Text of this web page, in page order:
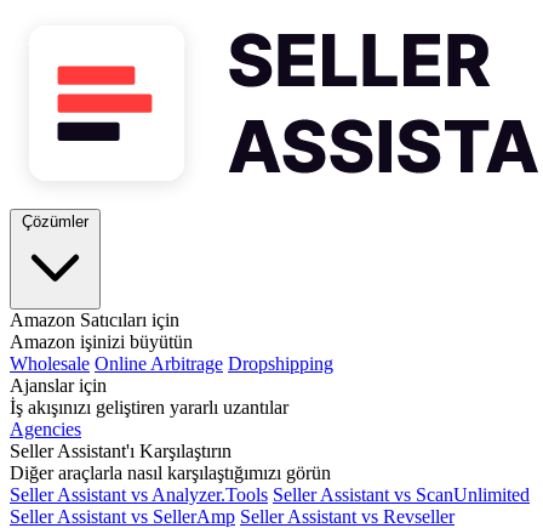
Çözümler
Amazon Satıcıları için
Amazon işinizi büyütün
Wholesale Online Arbitrage Dropshipping
Ajanslar için
İş akışınızı geliştiren yararlı uzantılar
Agencies
Seller Assistant'ı Karşılaştırın
Diğer araçlarla nasıl karşılaştığımızı görün
Seller Assistant vs Analyzer.Tools Seller Assistant vs ScanUnlimited
Seller Assistant vs SellerAmp Seller Assistant vs Revseller